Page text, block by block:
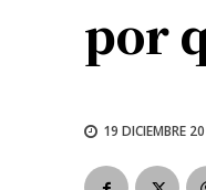
por
19 DICIEMBRE